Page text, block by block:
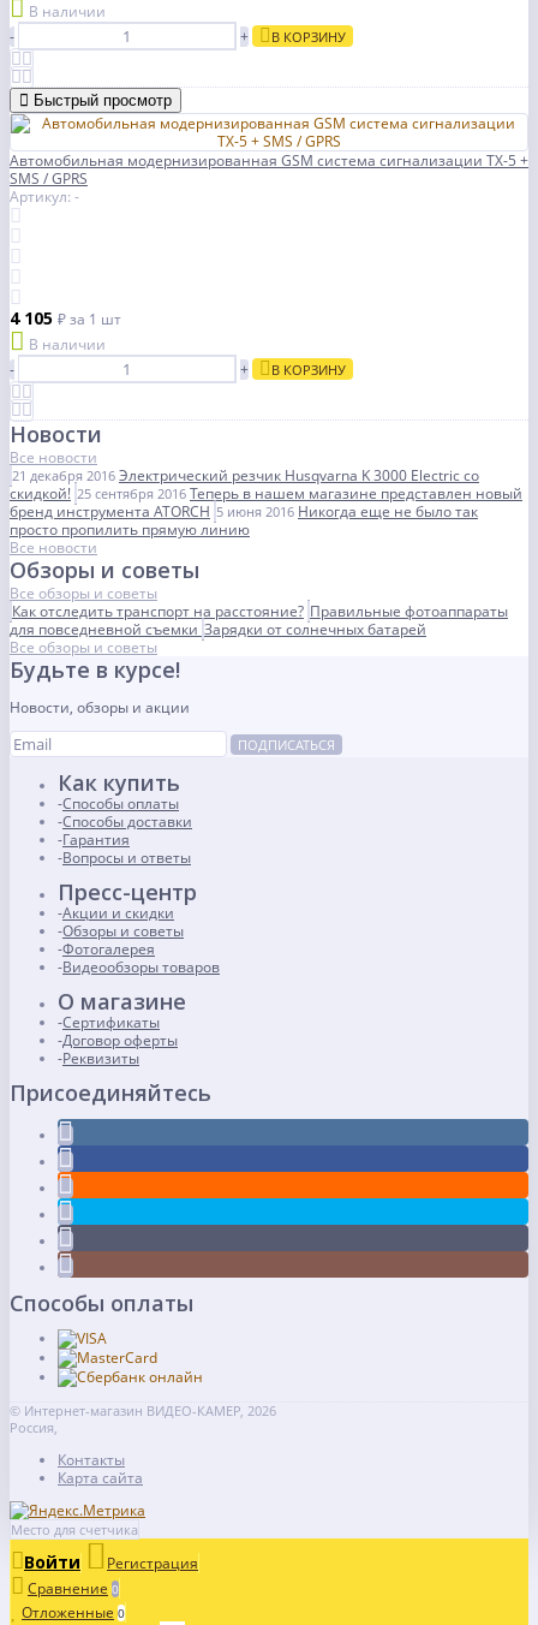
В наличии
-
+ В КОРЗИНУ
Быстрый просмотр
Автомобильная модернизированная GSM система сигнализации TX-5 +
SMS / GPRS
Артикул: -
4 105 ₽за 1 шт
В наличии
-
+ В КОРЗИНУ
Новости
Все новости
21 декабря 2016 Электрический резчик Husqvarna K 3000 Electric со
скидкой! 25 сентября 2016 Теперь в нашем магазине представлен новый
бренд инструмента ATORCH 5 июня 2016 Никогда еще не было так
просто пропилить прямую линию
Все новости
Обзоры и советы
Все обзоры и советы
Как отследить транспорт на расстояние? Правильные фотоаппараты
для повседневной съемки Зарядки от солнечных батарей
Все обзоры и советы
Будьте в курсе!
Новости, обзоры и акции
ПОДПИСАТЬСЯ
Как купить
Способы оплаты
Способы доставки
Гарантия
Вопросы и ответы
Пресс-центр
Акции и скидки
Обзоры и советы
Фотогалерея
Видеообзоры товаров
О магазине
Сертификаты
Договор оферты
Реквизиты
Присоединяйтесь
Способы оплаты
© Интернет-магазин ВИДЕО-КАМЕР, 2026
Россия,
Контакты
Карта сайта
Место для счетчика
Войти
Регистрация
Сравнение 0
Отложенные 0